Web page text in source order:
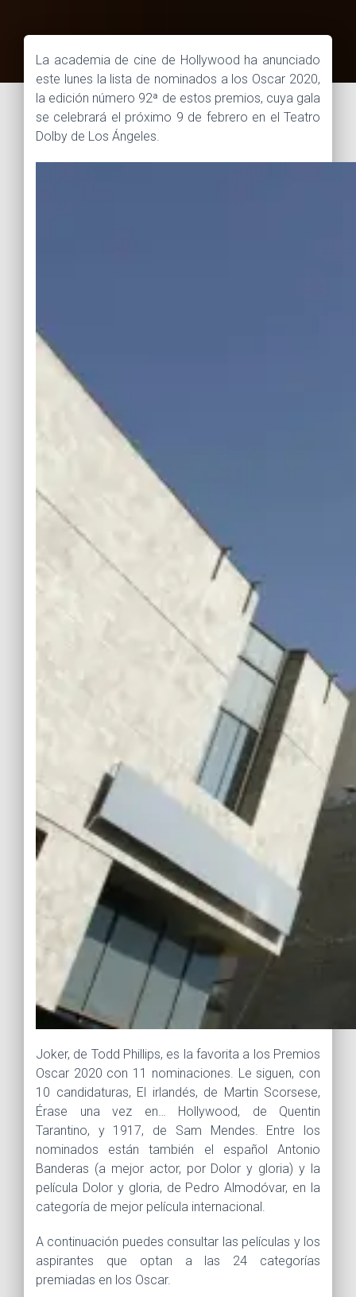
La academia de cine de Hollywood ha anunciado
este lunes la lista de nominados a los Oscar 2020,
la edición número 92ª de estos premios, cuya gala
se celebrará el próximo 9 de febrero en el Teatro
Dolby de Los Ángeles.
Joker, de Todd Phillips, es la favorita a los Premios
Oscar 2020 con 11 nominaciones. Le siguen, con
10 candidaturas, El irlandés, de Martin Scorsese,
Érase una vez en… Hollywood, de Quentin
Tarantino, y 1917, de Sam Mendes. Entre los
nominados están también el español Antonio
Banderas (a mejor actor, por Dolor y gloria) y la
película Dolor y gloria, de Pedro Almodóvar, en la
categoría de mejor película internacional.
A continuación puedes consultar las películas y los
aspirantes que optan a las 24 categorías
premiadas en los Oscar.